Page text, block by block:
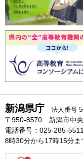
新潟県庁 法人番号
〒950-8570 新潟市中央
電話番号：025-285-5511
8時30分から17時15分ま